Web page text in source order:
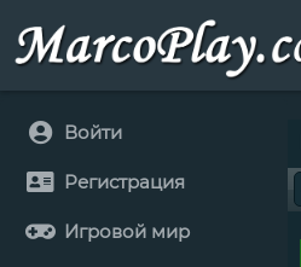
Войти
Регистрация
Игровой мир